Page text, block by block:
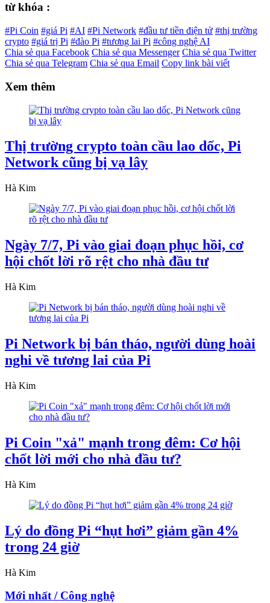
từ khóa :
#Pi Coin #giá Pi #AI #Pi Network #đầu tư tiền điện tử #thị trường
crypto #giá trị Pi #đào Pi #tương lai Pi #công nghệ AI
Chia sẻ qua Facebook Chia sẻ qua Messenger Chia sẻ qua Twitter
Chia sẻ qua Telegram Chia sẻ qua Email Copy link bài viết
Xem thêm
Thị trường crypto toàn cầu lao dốc, Pi
Network cũng bị vạ lây
Hà Kim
Ngày 7/7, Pi vào giai đoạn phục hồi, cơ
hội chốt lời rõ rệt cho nhà đầu tư
Hà Kim
Pi Network bị bán tháo, người dùng hoài
nghi về tương lai của Pi
Hà Kim
Pi Coin "xả" mạnh trong đêm: Cơ hội
chốt lời mới cho nhà đầu tư?
Hà Kim
Lý do đồng Pi “hụt hơi” giảm gần 4%
trong 24 giờ
Hà Kim
Mới nhất / Công nghệ